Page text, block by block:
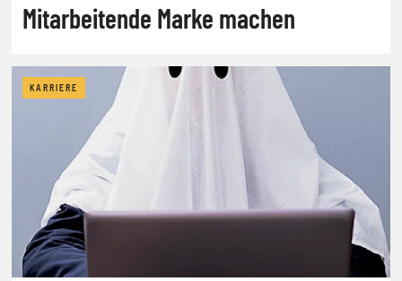
Mitarbeitende Marke machen
KARRIERE